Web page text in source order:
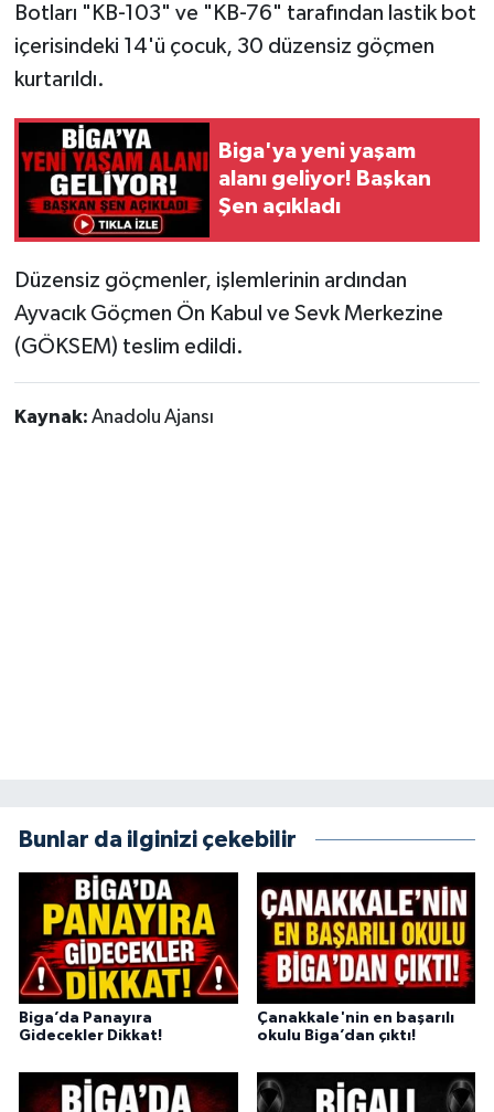
Botları "KB-103" ve "KB-76" tarafından lastik bot
içerisindeki 14'ü çocuk, 30 düzensiz göçmen
kurtarıldı.
Biga'ya yeni yaşam
alanı geliyor! Başkan
Şen açıkladı
Düzensiz göçmenler, işlemlerinin ardından
Ayvacık Göçmen Ön Kabul ve Sevk Merkezine
(GÖKSEM) teslim edildi.
Kaynak: Anadolu Ajansı
Bunlar da ilginizi çekebilir
Biga’da Panayıra
Gidecekler Dikkat!
Çanakkale'nin en başarılı
okulu Biga’dan çıktı!
Yaşam